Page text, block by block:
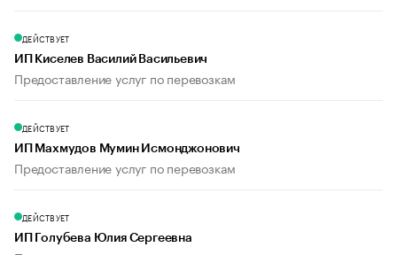
ДЕЙСТВУЕТ
ИП Киселев Василий Васильевич
Предоставление услуг по перевозкам
ДЕЙСТВУЕТ
ИП Махмудов Мумин Исмонджонович
Предоставление услуг по перевозкам
ДЕЙСТВУЕТ
ИП Голубева Юлия Сергеевна